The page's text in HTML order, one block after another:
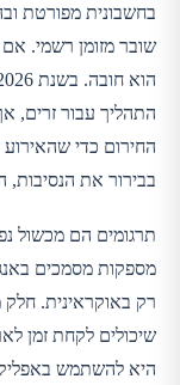
בחשבונית מפורטת
שובר מזומן רשמי.
התהליך עבור זרים,
החירום כדי
בבירור את הנסיבות,
תרגומים הם מכשול
מספקות מסמכים
רק באוקראינית.
שיכולים לקחת זמן
היא להשתמש